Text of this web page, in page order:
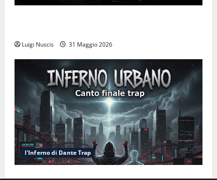
Luigi Nuscis 31 Maggio 2026
l'Inferno di Dante Trap